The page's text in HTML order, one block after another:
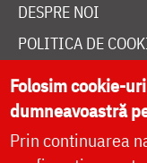
DESPRE NOI
POLITICA DE
DONEAZĂ ONLINE
LIVE
Folosim cookie-
dumneavoastră
Prin continuarea